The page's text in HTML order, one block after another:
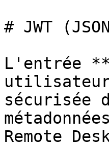
# JWT
L'entrée
sécurisée
Remote